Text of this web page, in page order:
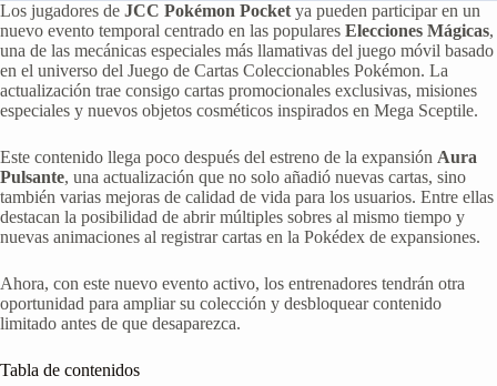
Los jugadores de JCC Pokémon Pocketya pueden participar en un
nuevo evento temporal centrado en las populares Elecciones Mágicas,
una de las mecánicas especiales más llamativas del juego móvil basado
en el universo del Juego de Cartas Coleccionables Pokémon. La
actualización trae consigo cartas promocionales exclusivas, misiones
especiales y nuevos objetos cosméticos inspirados en Mega Sceptile.
Este contenido llega poco después del estreno de la expansión Aura
Pulsante, una actualización que no solo añadió nuevas cartas, sino
también varias mejoras de calidad de vida para los usuarios. Entre ellas
destacan la posibilidad de abrir múltiples sobres al mismo tiempo y
nuevas animaciones al registrar cartas en la Pokédex de expansiones.
Ahora, con este nuevo evento activo, los entrenadores tendrán otra
oportunidad para ampliar su colección y desbloquear contenido
limitado antes de que desaparezca.
Tabla de contenidos